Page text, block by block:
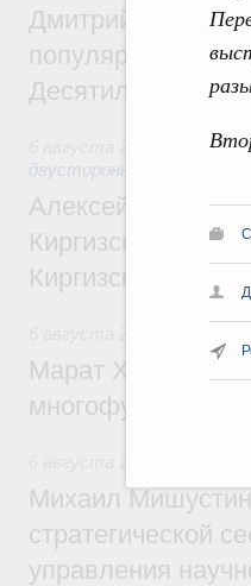
Дмитрий
популярного
Десятилетия
двусторонней основе
Алексей Оверчук
Киргизского
Киргизской
Марат
Михаил
стратегической
управления